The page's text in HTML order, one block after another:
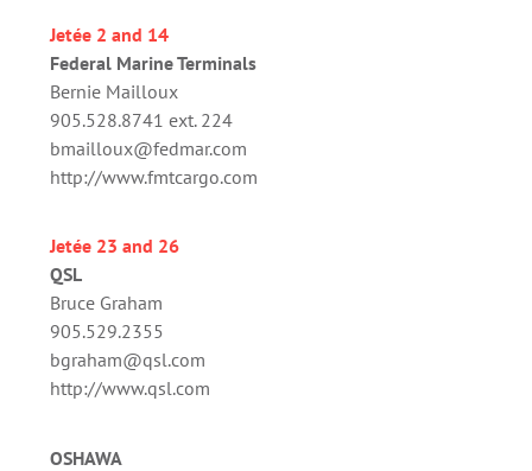
Jetée 2 and 14
Federal Marine Terminals
Bernie Mailloux
905.528.8741 ext. 224
bmailloux@fedmar.com
http://www.fmtcargo.com
Jetée 23 and 26
QSL
Bruce Graham
905.529.2355
bgraham@qsl.com
http://www.qsl.com
OSHAWA